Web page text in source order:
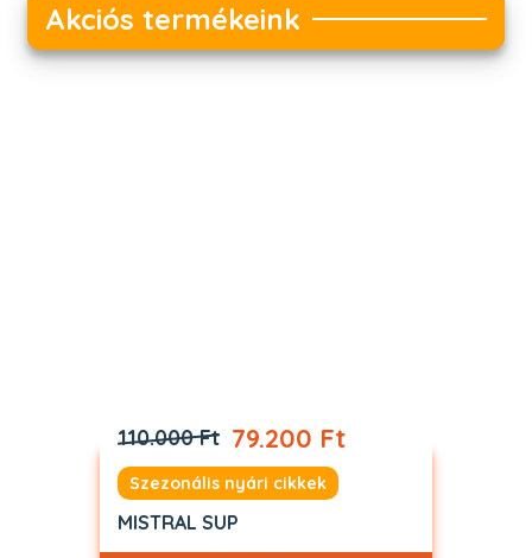
Akciós termékeink
110.000 Ft 79.200 Ft
Szezonális nyári cikkek
MISTRAL SUP